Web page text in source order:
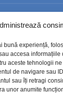
bună experiență,
accesa informațiile
aceste tehnologii
de navigare sau
sau îți retragi
unor anumite
confidențialitate
uri (UE)